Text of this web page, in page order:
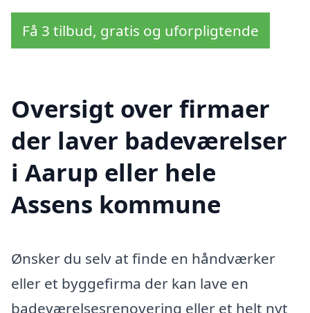
Få 3 tilbud, gratis og uforpligtende
Oversigt over firmaer
der laver badeværelser
i Aarup eller hele
Assens kommune
Ønsker du selv at finde en håndværker
eller et byggefirma der kan lave en
badeværelsesrenovering eller et helt nyt